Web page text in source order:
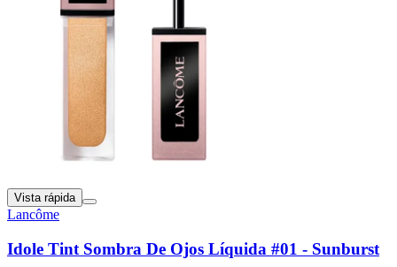
Vista rápida
Lancôme
Idole Tint Sombra De Ojos Líquida #01 - Sunburst